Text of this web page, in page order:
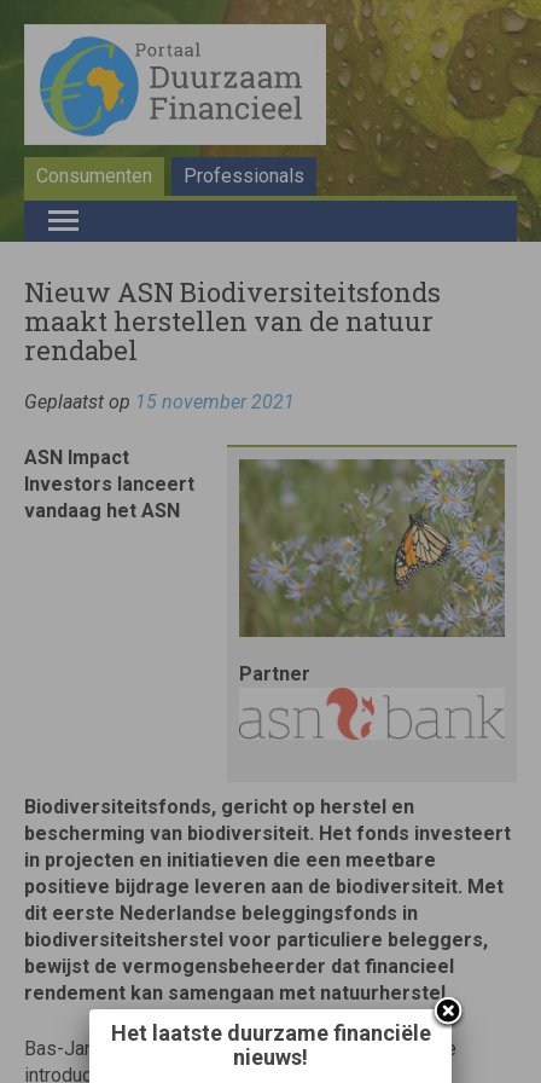
Consumenten Professionals
Nieuw ASN Biodiversiteitsfonds
maakt herstellen van de natuur
rendabel
Geplaatst op 15 november 2021
Partner
ASN Impact
Investors lanceert
vandaag het ASN
Biodiversiteitsfonds, gericht op herstel en
bescherming van biodiversiteit. Het fonds investeert
in projecten en initiatieven die een meetbare
positieve bijdrage leveren aan de biodiversiteit. Met
dit eerste Nederlandse beleggingsfonds in
biodiversiteitsherstel voor particuliere beleggers,
bewijst de vermogensbeheerder dat financieel
rendement kan samengaan met natuurherstel.
Bas-Jan Blom, directeur ASN Impact Investors: ‘We
introduceren dit fonds omdat ‘gewoon’ duurzaam
Het laatste duurzame financiële
nieuws!